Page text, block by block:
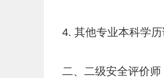
4. 其他专业本科学
二、二级安全评价师